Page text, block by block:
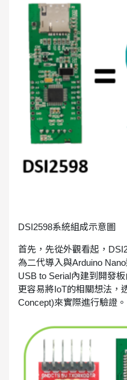
DSI2598系統組成示意圖
首先，先從外觀看起，
為二代導入與Arduino
USB to Serial內建到開發
更容易將IoT的相關想法，
Concept)來實際進行驗證。